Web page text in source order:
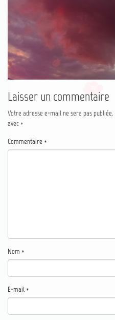
Laisser un commentaire
Votre adresse e-mail ne sera pas publiée.
avec *
Commentaire *
Nom *
E-mail*